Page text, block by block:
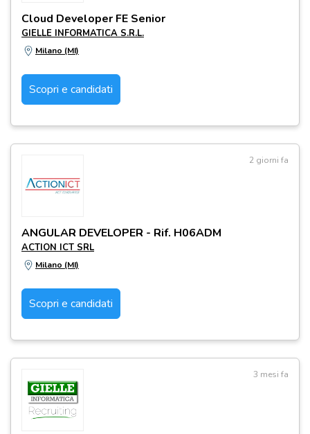
Cloud Developer FE Senior
GIELLE INFORMATICA S.R.L.
Milano (MI)
Scopri e candidati
2 giorni fa
ANGULAR DEVELOPER - Rif. H06ADM
ACTION ICT SRL
Milano (MI)
Scopri e candidati
3 mesi fa